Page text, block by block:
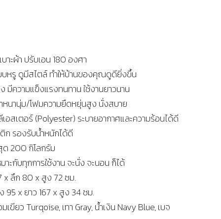
าะผ้า ปรับเอน 180 องศา
บหรู ดูมีสไตล์ ทำให้บ้านของคุณดูดียิ่งขึ้น
มีความแข็งแรงทนทาน ใช้งานยาวนาน
หนานุ่ม/โฟมความยืดหยุ่นสูง นั่งสบาย
อสเตอร์ (Polyester) ระบายอากาศและความร้อนได้ดี
ก รองรับน้ำหนักได้ดี
200 กิโลกรัม
าะกับทุกการใช้งาน จะนั่ง จะนอน ก็ได้
x ลึก 80 x สูง 72 ซม.
95 x ยาว 167 x สูง 34 ซม.
เขียว Turqoise, เทา Gray, น้ำเงิน Navy Blue, เบจ